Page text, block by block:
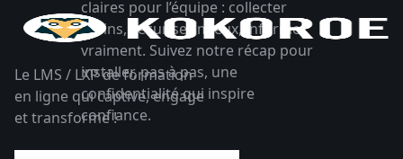
claires pour l’équipe : collecter
moins, sécuriser mieux, informer
vraiment. Suivez notre récap pour
installer, pas à pas, une
confidentialité qui inspire
confiance.
Le LMS / LXP de formation
en ligne qui captive, engage
et transforme !